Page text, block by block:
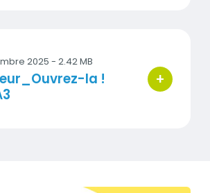
2025 - 2.42 MB
la !
+
bouton